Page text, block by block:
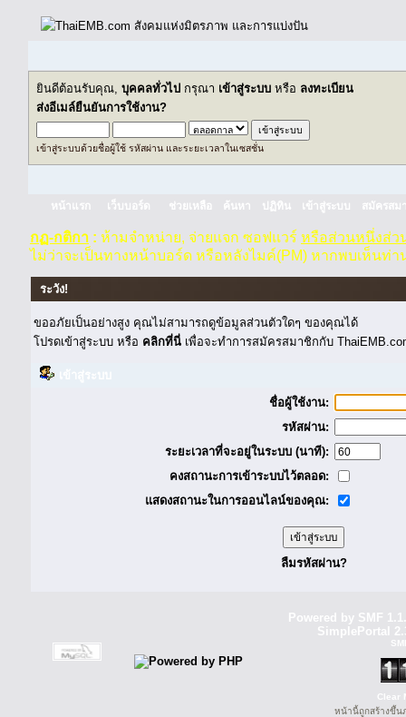
ยินดีต้อนรับคุณ, บุคคลทั่วไป กรุณา เข้าสู่ระบบ หรือ ลงทะเบียน
ส่งอีเมล์ยืนยันการใช้งาน?
เข้าสู่ระบบด้วยชื่อผู้ใช้ รหัสผ่าน และระยะเวลาในเซสชั่น
หน้าแรก เว็บบอร์ด ช่วยเหลือ ค้นหา ปฏิทิน เข้าสู่ระบบ สมัครสม
กฏ-กติกา : ห้ามจำหน่าย, จ่ายแจก ซอฟแวร์ หรือส่วนหนึ่งส่ว
ไม่ว่าจะเป็นทางหน้าบอร์ด หรือหลังไมค์(PM) หากพบเห็นท่า
ระวัง!
ขออภัยเป็นอย่างสูง คุณไม่สามารถดูข้อมูลส่วนตัวใดๆ ของคุณได้
โปรดเข้าสู่ระบบ หรือ คลิกที่นี่ เพื่อจะทำการสมัครสมาชิกกับ
ชื่อผู้ใช้งาน:
รหัสผ่าน:
ระยะเวลาที่จะอยู่ในระบบ (นาที):
คงสถานะการเข้าระบบไว้ตลอด:
แสดงสถานะในการออนไลน์ของคุณ:
ลืมรหัสผ่าน?
Powered by SMF
SimplePortal
Clear
หน้านี้ถูกสร้างขึ้น